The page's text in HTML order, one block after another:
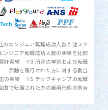
エンジニア転職成功人数と他スク
ンジニア転職成功人数の実績を比較
計実績 ※3 所定の学習および転職
活動を履行された方に対する割合
の実績 ※5 テックキャンプの転職
由で転職された方の雇用形態の割合